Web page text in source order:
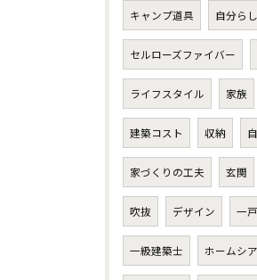
キャンプ道具 自分ら
セルローズファイバー
ライフスタイル 家族
建築コスト 収納
家づくりの工夫 玄関
吹抜 デザイン 一
一級建築士 ホームシ